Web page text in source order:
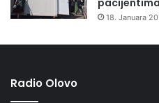
18. Januara
Radio Olovo